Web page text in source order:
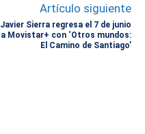
Artículo siguiente
Javier Sierra regresa el 7 de junio
a Movistar+ con ‘Otros mundos:
El Camino de Santiago’